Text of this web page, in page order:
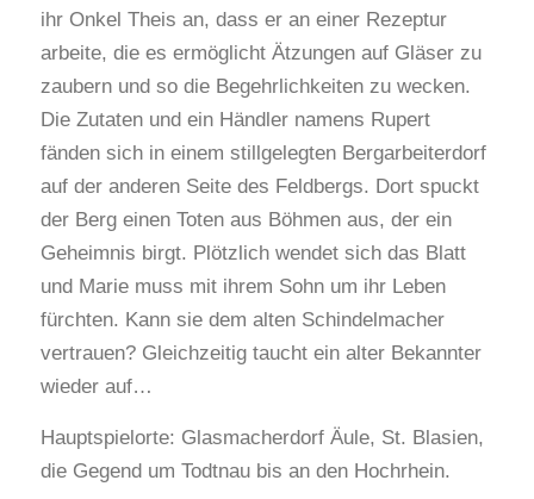
ihr Onkel Theis an, dass er an einer Rezeptur
arbeite, die es ermöglicht Ätzungen auf Gläser zu
zaubern und so die Begehrlichkeiten zu wecken.
Die Zutaten und ein Händler namens Rupert
fänden sich in einem stillgelegten Bergarbeiterdorf
auf der anderen Seite des Feldbergs. Dort spuckt
der Berg einen Toten aus Böhmen aus, der ein
Geheimnis birgt. Plötzlich wendet sich das Blatt
und Marie muss mit ihrem Sohn um ihr Leben
fürchten. Kann sie dem alten Schindelmacher
vertrauen? Gleichzeitig taucht ein alter Bekannter
wieder auf…
Hauptspielorte: Glasmacherdorf Äule, St. Blasien,
die Gegend um Todtnau bis an den Hochrhein.